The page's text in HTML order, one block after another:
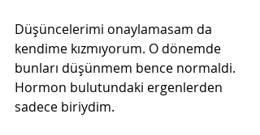
Düşüncelerimi onaylamasam da
kendime kızmıyorum. O dönemde
bunları düşünmem bence normaldi.
Hormon bulutundaki ergenlerden
sadece biriydim.